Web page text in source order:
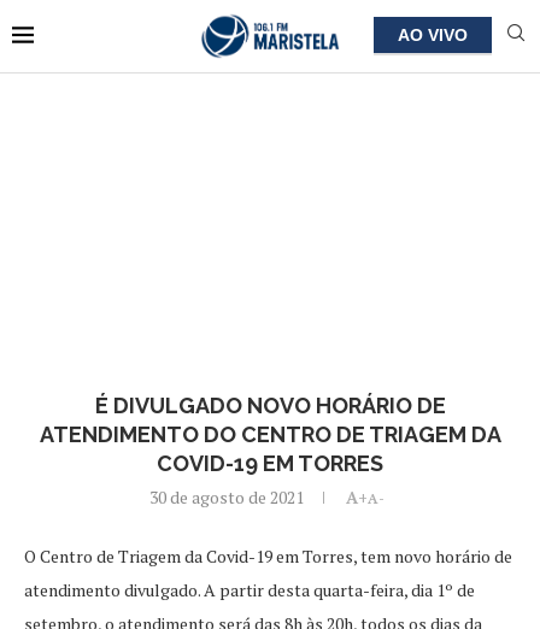
AO VIVO
É DIVULGADO NOVO HORÁRIO DE
ATENDIMENTO DO CENTRO DE TRIAGEM DA
COVID-19 EM TORRES
30 de agosto de 2021 A+A-
O Centro de Triagem da Covid-19 em Torres, tem novo horário de
atendimento divulgado. A partir desta quarta-feira, dia 1º de
setembro, o atendimento será das 8h às 20h, todos os dias da